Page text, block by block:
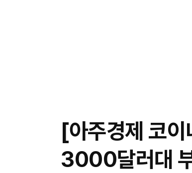
[아주경제 코
3000달러대